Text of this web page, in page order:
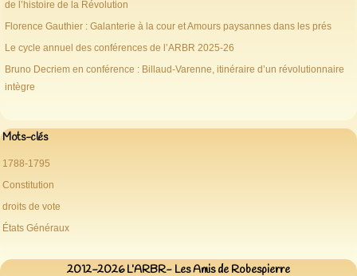
de l’histoire de la Révolution
Florence Gauthier : Galanterie à la cour et Amours paysannes dans les prés
Le cycle annuel des conférences de l’ARBR 2025-26
Bruno Decriem en conférence : Billaud-Varenne, itinéraire d’un révolutionnaire
intègre
Mots-clés
1788-1795
Constitution
droits de vote
États Généraux
2012-2026 L’ARBR- Les Amis de Robespierre